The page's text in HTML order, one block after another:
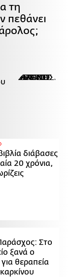
τη
πεθάνει
διάβασες
20 χρόνια,
Στο
ξανά ο
θεραπεία